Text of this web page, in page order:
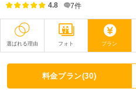
4.8 7件
選ばれる理由 フォト プラン
撮影レポート
衣装
料金プラン(30)